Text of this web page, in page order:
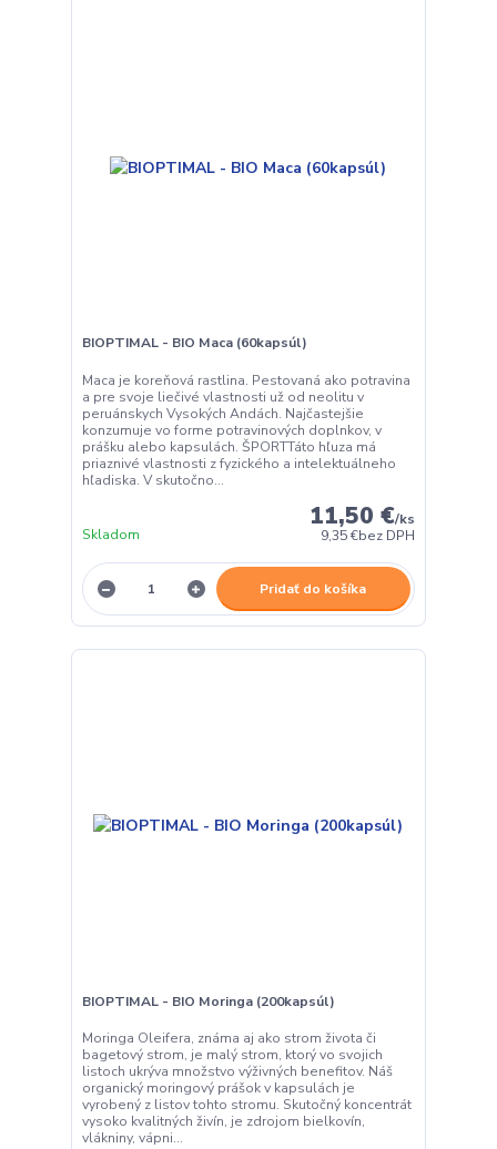
BIOPTIMAL - BIO Maca (60kapsúl)
Maca je koreňová rastlina. Pestovaná ako potravina
a pre svoje liečivé vlastnosti už od neolitu v
peruánskych Vysokých Andách. Najčastejšie
konzumuje vo forme potravinových doplnkov, v
prášku alebo kapsulách. ŠPORTTáto hľuza má
priaznivé vlastnosti z fyzického a intelektuálneho
hľadiska. V skutočno...
11,50 €/ks
9,35 €bez DPH
Skladom
Pridať do košíka
BIOPTIMAL - BIO Moringa (200kapsúl)
Moringa Oleifera, známa aj ako strom života či
bagetový strom, je malý strom, ktorý vo svojich
listoch ukrýva množstvo výživných benefitov. Náš
organický moringový prášok v kapsulách je
vyrobený z listov tohto stromu. Skutočný koncentrát
vysoko kvalitných živín, je zdrojom bielkovín,
vlákniny, vápni...